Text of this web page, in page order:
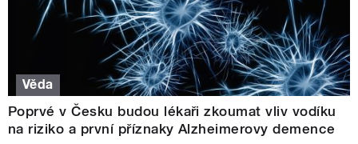
Věda
Poprvé v Česku budou lékaři zkoumat vliv vodíku
na riziko a první příznaky Alzheimerovy demence